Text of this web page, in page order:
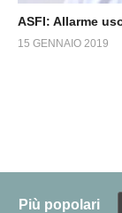
ASFI: Allarme
15 GENNAIO 2019
Più popolari